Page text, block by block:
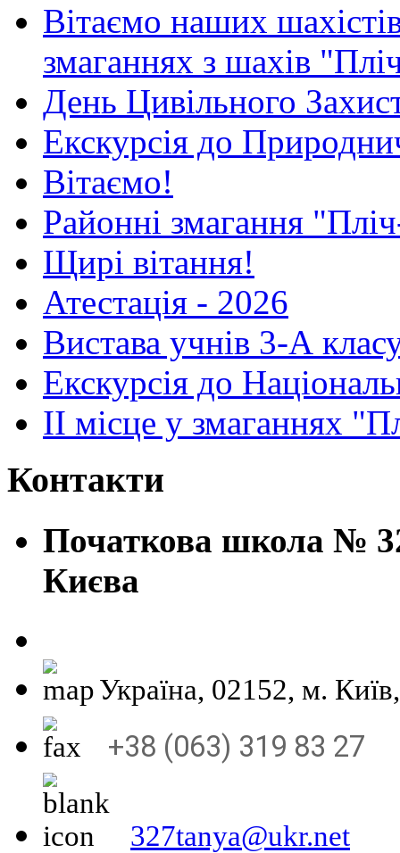
Вітаємо наших
змаганнях з шахів
День Цивільного
Екскурсія до
Вітаємо!
Районні змагання
Щирі вітання!
Атестація - 2026
Вистава учнів 3-А
Екскурсія до
ІІ місце у змаганнях
Контакти
Початкова школа №
Києва
Україна, 02152,
+38 (063) 319 83 27
327tanya@ukr.net